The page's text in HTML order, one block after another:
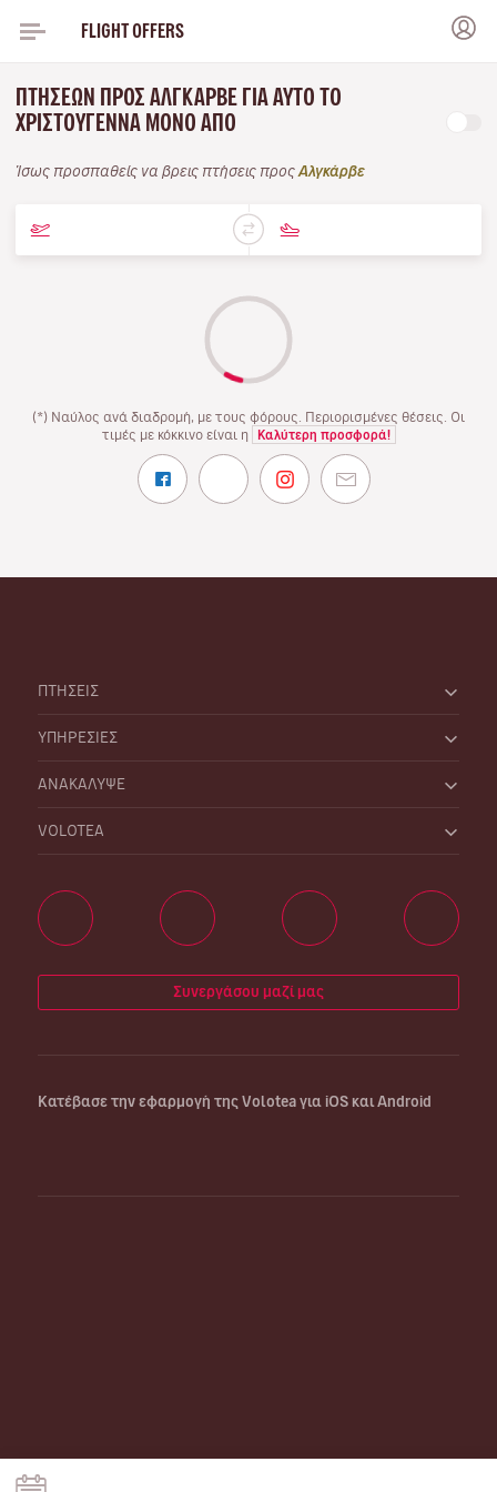
FLIGHT OFFERS
ΠΤΉΣΕΩΝ ΠΡΟΣ ΑΛΓΚΆΡΒΕ ΓΙΑ ΑΥΤΌ ΤΟ
ΧΡΙΣΤΟΎΓΕΝΝΑ ΜΌΝΟ ΑΠΌ
Ίσως προσπαθείς να βρεις πτήσεις προς Αλγκάρβε
(*) Ναύλος ανά διαδρομή, με τους φόρους. Περιορισμένες θέσεις. Οι
τιμές με κόκκινο είναι η
Καλύτερη προσφορά!
ΠΤΗΣΕΙΣ
ΥΠΗΡΕΣΙΕΣ
ΑΝΑΚΑΛΥΨΕ
VOLOTEA
Συνεργάσου μαζί μας
Κατέβασε την εφαρμογή της Volotea για iOS και Android